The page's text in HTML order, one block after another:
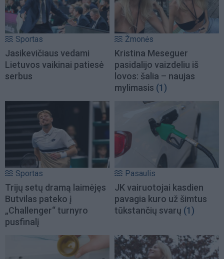
Sportas
Jasikevičiaus vedami
Lietuvos vaikinai patiesė
serbus
Žmonės
Kristina Meseguer
pasidalijo vaizdeliu iš
lovos: šalia – naujas
mylimasis (1)
Sportas
Trijų setų dramą laimėjęs
Butvilas pateko į
„Challenger“ turnyro
pusfinalį
Pasaulis
JK vairuotojai kasdien
pavagia kuro už šimtus
tūkstančių svarų (1)